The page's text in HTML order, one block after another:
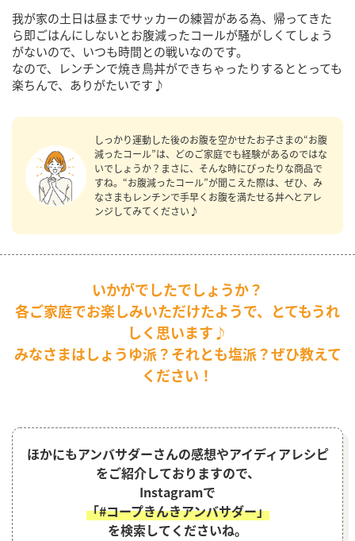
我が家の土日は昼までサッカーの練習がある為、帰ってきた
ら即ごはんにしないとお腹減ったコールが騒がしくてしょう
がないので、いつも時間との戦いなのです。
なので、レンチンで焼き鳥丼ができちゃったりするととっても
楽ちんで、ありがたいです♪
しっかり運動した後のお腹を空かせたお子さまの“お腹
減ったコール”は、どのご家庭でも経験があるのではな
いでしょうか？まさに、そんな時にぴったりな商品で
すね。“お腹減ったコール”が聞こえた際は、ぜひ、み
なさまもレンチンで手早くお腹を満たせる丼へとアレ
ンジしてみてください♪
いかがでしたでしょうか？
各ご家庭でお楽しみいただけたようで、とてもうれ
しく思います♪
みなさまはしょうゆ派？それとも塩派？ぜひ教えて
ください！
ほかにもアンバサダーさんの感想やアイディアレシピ
をご紹介しておりますので、
Instagramで
「#コープきんきアンバサダー」
を検索してくださいね。